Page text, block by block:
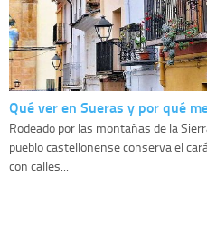
Qué ver en Sueras y por qué
Rodeado por las montañas de la
pueblo castellonense conserva el
con calles...